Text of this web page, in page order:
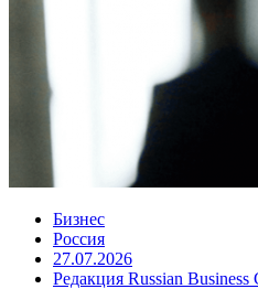
Бизнес
Россия
27.07.2026
Редакция Russian Business